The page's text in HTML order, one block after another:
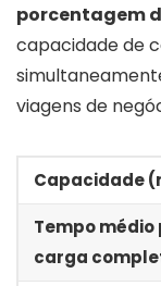
porcentagem
capacidade de
viagens de
Capacidade
Tempo médio
carga